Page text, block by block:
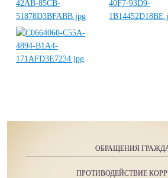
ОБРАЩЕНИЯ
ПРОТИВОДЕЙСТВИЕ